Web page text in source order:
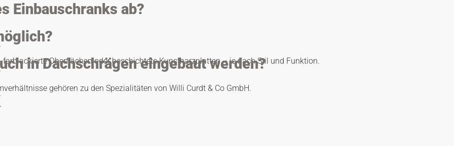
Einbauschranks ab?
farblackierte Oberflächen oder beschichtete Kunstharzplatten – je nach Stil und Funktion.
in Dachschrägen eingebaut werden?
gehören zu den Spezialitäten von Willi Curdt & Co GmbH.